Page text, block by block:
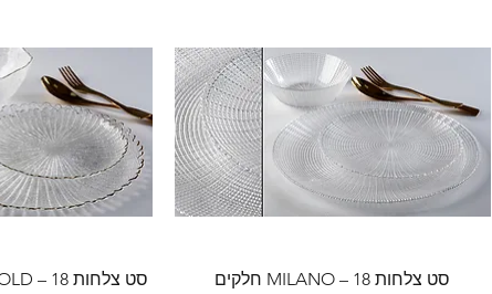
סט צלחות MILANO – 18 חלקים
סט צלחות FLORENCE GOLD – 18 חלקים